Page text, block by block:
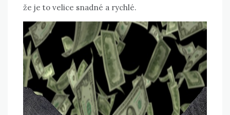
že je to velice snadné a rychlé.